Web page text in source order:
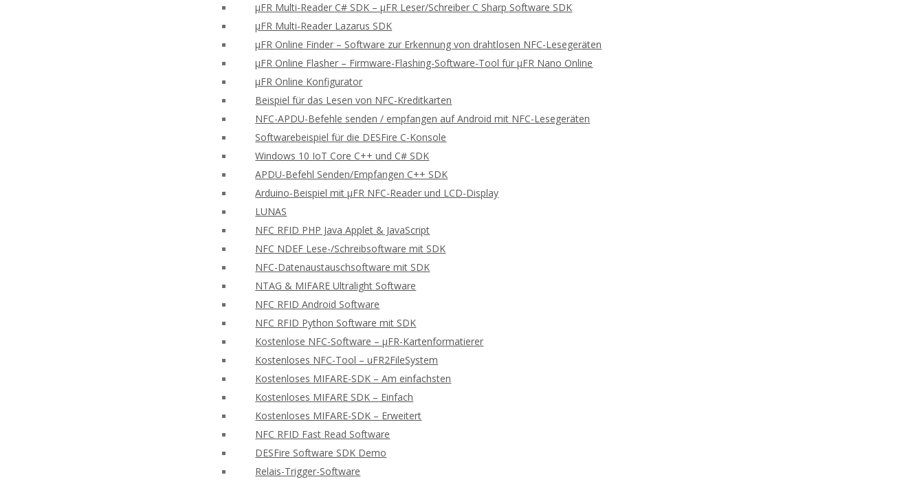
μFR Multi-Reader C# SDK – μFR Leser/Schreiber C Sharp Software SDK
μFR Multi-Reader Lazarus SDK
μFR Online Finder – Software zur Erkennung von drahtlosen NFC-Lesegeräten
μFR Online Flasher – Firmware-Flashing-Software-Tool für μFR Nano Online
μFR Online Konfigurator
Beispiel für das Lesen von NFC-Kreditkarten
NFC-APDU-Befehle senden / empfangen auf Android mit NFC-Lesegeräten
Softwarebeispiel für die DESFire C-Konsole
Windows 10 IoT Core C++ und C# SDK
APDU-Befehl Senden/Empfangen C++ SDK
Arduino-Beispiel mit μFR NFC-Reader und LCD-Display
LUNAS
NFC RFID PHP Java Applet & JavaScript
NFC NDEF Lese-/Schreibsoftware mit SDK
NFC-Datenaustauschsoftware mit SDK
NTAG & MIFARE Ultralight Software
NFC RFID Android Software
NFC RFID Python Software mit SDK
Kostenlose NFC-Software – μFR-Kartenformatierer
Kostenloses NFC-Tool – uFR2FileSystem
Kostenloses MIFARE-SDK – Am einfachsten
Kostenloses MIFARE SDK – Einfach
Kostenloses MIFARE-SDK – Erweitert
NFC RFID Fast Read Software
DESFire Software SDK Demo
Relais-Trigger-Software